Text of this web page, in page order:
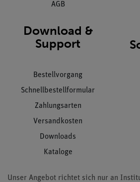
AGB
Download &
Support
Bestellvorgang
Schnellbestellformular
Zahlungsarten
Versandkosten
Downloads
Kataloge
Unser Angebot richtet sich nur an